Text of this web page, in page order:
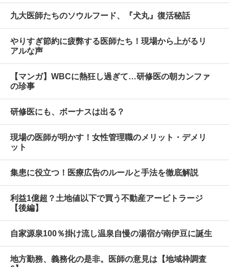
九大医師たちのソウルフード、『犬丸』復活秘話
やりすぎ節約に疲弊する医師たち！現場から上がるリ
アルな声
【マンガ】WBCに熱狂し過ぎて…研修医の朝カンファ
の珍事
研修医にも、ボーナスは出る？
現場の医師が明かす！女性管理職のメリット・デメリ
ット
集患に役立つ！医療広告のルールと手法を徹底解説
利益1億超？土地値以下で買う不動産アービトラージ
【後編】
自家源泉100％掛け流し温泉自慢の湯宿が南伊豆に誕生
地方勤務、義務化の是非。医師の意見は【地域枠調査